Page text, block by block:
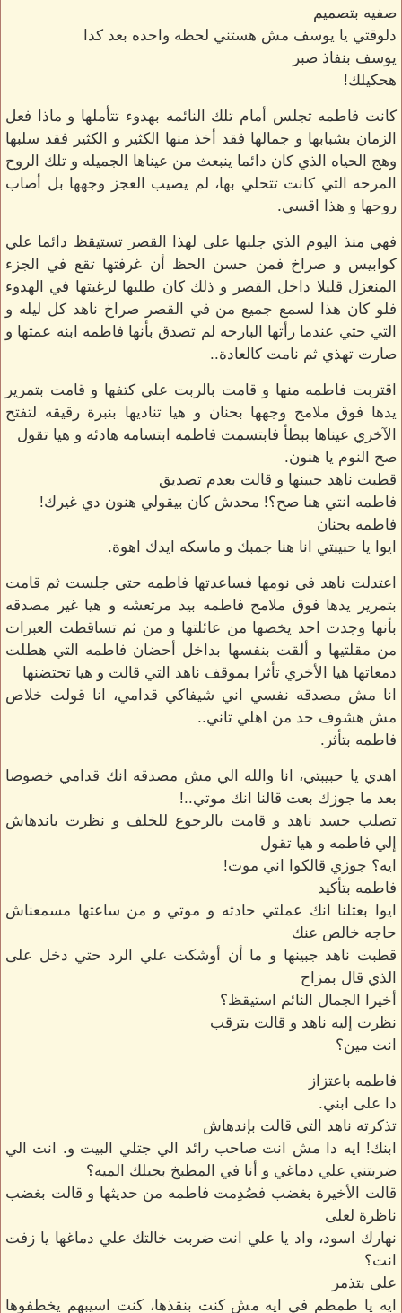
صفيه بتصميم
دلوقتي يا يوسف مش هستني لحظه واحده بعد كدا
يوسف بنفاذ صبر
هحكيلك!
كانت فاطمه تجلس أمام تلك النائمه بهدوء تتأملها و ماذا فعل
الزمان بشبابها و جمالها فقد أخذ منها الكثير و الكثير فقد سلبها
وهج الحياه الذي كان دائما ينبعث من عيناها الجميله و تلك الروح
المرحه التي كانت تتحلي بها، لم يصيب العجز وجهها بل أصاب
روحها و هذا اقسي.
فهي منذ اليوم الذي جلبها على لهذا القصر تستيقظ دائما علي
كوابيس و صراخ فمن حسن الحظ أن غرفتها تقع في الجزء
المنعزل قليلا داخل القصر و ذلك كان طلبها لرغبتها في الهدوء
فلو كان هذا لسمع جميع من في القصر صراخ ناهد كل ليله و
التي حتي عندما رأتها البارحه لم تصدق بأنها فاطمه ابنه عمتها و
صارت تهذي ثم نامت كالعادة..
اقتربت فاطمه منها و قامت بالربت علي كتفها و قامت بتمرير
يدها فوق ملامح وجهها بحنان و هيا تناديها بنبرة رقيقه لتفتح
الآخري عيناها ببطأ فابتسمت فاطمه ابتسامه هادئه و هيا تقول
صح النوم يا هنون.
قطبت ناهد جبينها و قالت بعدم تصديق
فاطمه انتي هنا صح؟! محدش كان بيقولي هنون دي غيرك!
فاطمه بحنان
ايوا يا حبيبتي انا هنا جمبك و ماسكه ايدك اهوة.
اعتدلت ناهد في نومها فساعدتها فاطمه حتي جلست ثم قامت
بتمرير يدها فوق ملامح فاطمه بيد مرتعشه و هيا غير مصدقه
بأنها وجدت احد يخصها من عائلتها و من ثم تساقطت العبرات
من مقلتيها و ألقت بنفسها بداخل أحضان فاطمه التي هطلت
دمعاتها هيا الأخري تأثرا بموقف ناهد التي قالت و هيا تحتضنها
انا مش مصدقه نفسي اني شيفاكي قدامي، انا قولت خلاص
مش هشوف حد من اهلي تاني..
فاطمه بتأثر.
اهدي يا حبيبتي، انا والله الي مش مصدقه انك قدامي خصوصا
بعد ما جوزك بعت قالنا انك موتي..!
تصلب جسد ناهد و قامت بالرجوع للخلف و نظرت باندهاش
إلي فاطمه و هيا تقول
ايه؟ جوزي قالكوا اني موت!
فاطمه بتأكيد
ايوا بعتلنا انك عملتي حادثه و موتي و من ساعتها مسمعناش
حاجه خالص عنك
قطبت ناهد جبينها و ما أن أوشكت علي الرد حتي دخل على
الذي قال بمزاح
أخيرا الجمال النائم استيقظ؟
نظرت إليه ناهد و قالت بترقب
انت مين؟
فاطمه باعتزاز
دا على ابني.
تذكرته ناهد التي قالت بإندهاش
ابنك! ايه دا مش انت صاحب رائد الي جتلي البيت و. انت الي
ضربتني علي دماغي و أنا في المطبخ بجبلك الميه؟
قالت الأخيرة بغضب فصُدِمت فاطمه من حديثها و قالت بغضب
ناظرة لعلى
نهارك اسود، واد يا علي انت ضربت خالتك علي دماغها يا زفت
انت؟
على بتذمر
ايه يا طمطم في ايه مش كنت بنقذها، كنت اسيبهم يخطفوها